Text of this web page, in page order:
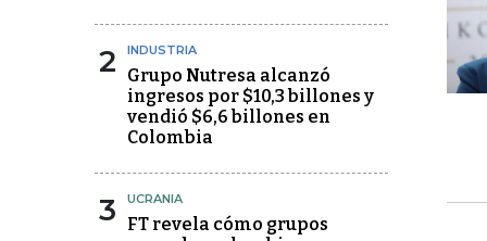
2 INDUSTRIA
Grupo Nutresa alcanzó
ingresos por $10,3 billones y
vendió $6,6 billones en
Colombia
3 UCRANIA
FT revela cómo grupos